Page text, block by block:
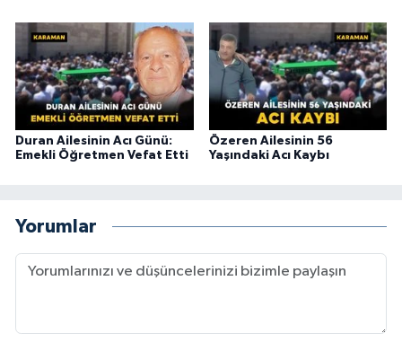
Duran Ailesinin Acı Günü:
Emekli Öğretmen Vefat Etti
Özeren Ailesinin 56
Yaşındaki Acı Kaybı
Yorumlar